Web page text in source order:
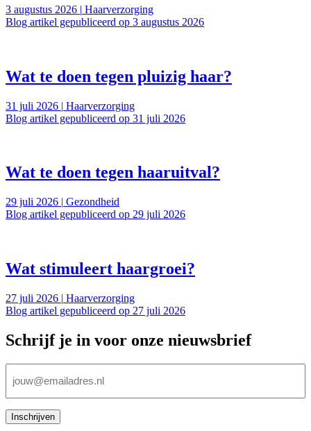
3 augustus 2026 | Haarverzorging
Blog artikel gepubliceerd op 3 augustus 2026
Wat te doen tegen pluizig haar?
31 juli 2026 | Haarverzorging
Blog artikel gepubliceerd op 31 juli 2026
Wat te doen tegen haaruitval?
29 juli 2026 | Gezondheid
Blog artikel gepubliceerd op 29 juli 2026
Wat stimuleert haargroei?
27 juli 2026 | Haarverzorging
Blog artikel gepubliceerd op 27 juli 2026
Schrijf je in voor onze nieuwsbrief
mailadres
Inschrijven